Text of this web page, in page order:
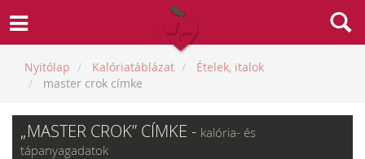
Nyitólap Kalóriatáblázat
Ételek, italok
master crok címke
„MASTER CROK” CÍMKE - kalória- és
tápanyagadatok